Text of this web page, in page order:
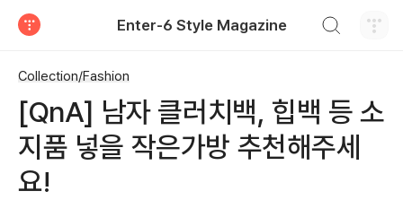
Enter-6 Style Magazine
Collection/Fashion
[QnA] 남자 클러치백, 힙백 등 소
지품 넣을 작은가방 추천해주세
요!